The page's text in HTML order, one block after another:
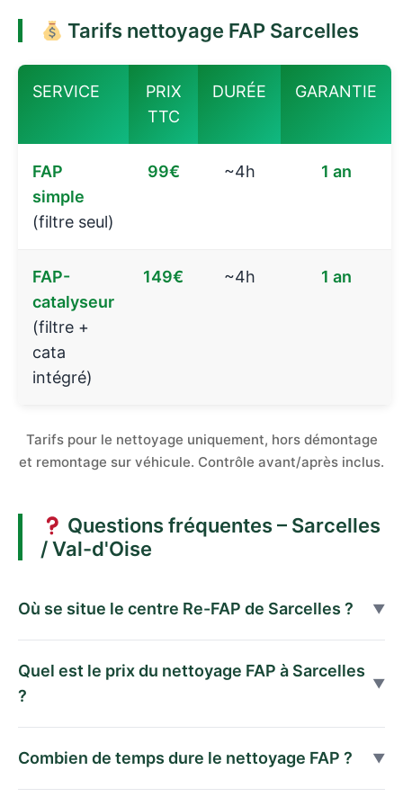
Tarifs nettoyage FAP Sarcelles
SERVICE
PRIX
TTC
DURÉE GARANTIE
FAP
simple
(filtre seul)
99€ ~4h 1 an
FAP-
catalyseur
(filtre +
cata
intégré)
149€ ~4h 1 an
Tarifs pour le nettoyage uniquement, hors démontage
et remontage sur véhicule. Contrôle avant/après inclus.
Questions fréquentes – Sarcelles
/ Val-d'Oise
Où se situe le centre Re-FAP de Sarcelles ? ▼
Cash, 2 Rue du Père Heude, 95200 Sarcelles. Il est
facilement accessible depuis Villiers-le-Bel, Garges-
lès-Gonesse, Gonesse et tout le Val-d'Oise.
Quel est le prix du nettoyage FAP à Sarcelles
?
▼
FAP simple et 149€ TTC pour un FAP-catalyseur,
garanti 1 an. Ces tarifs concernent le nettoyage
Combien de temps dure le nettoyage FAP ? ▼